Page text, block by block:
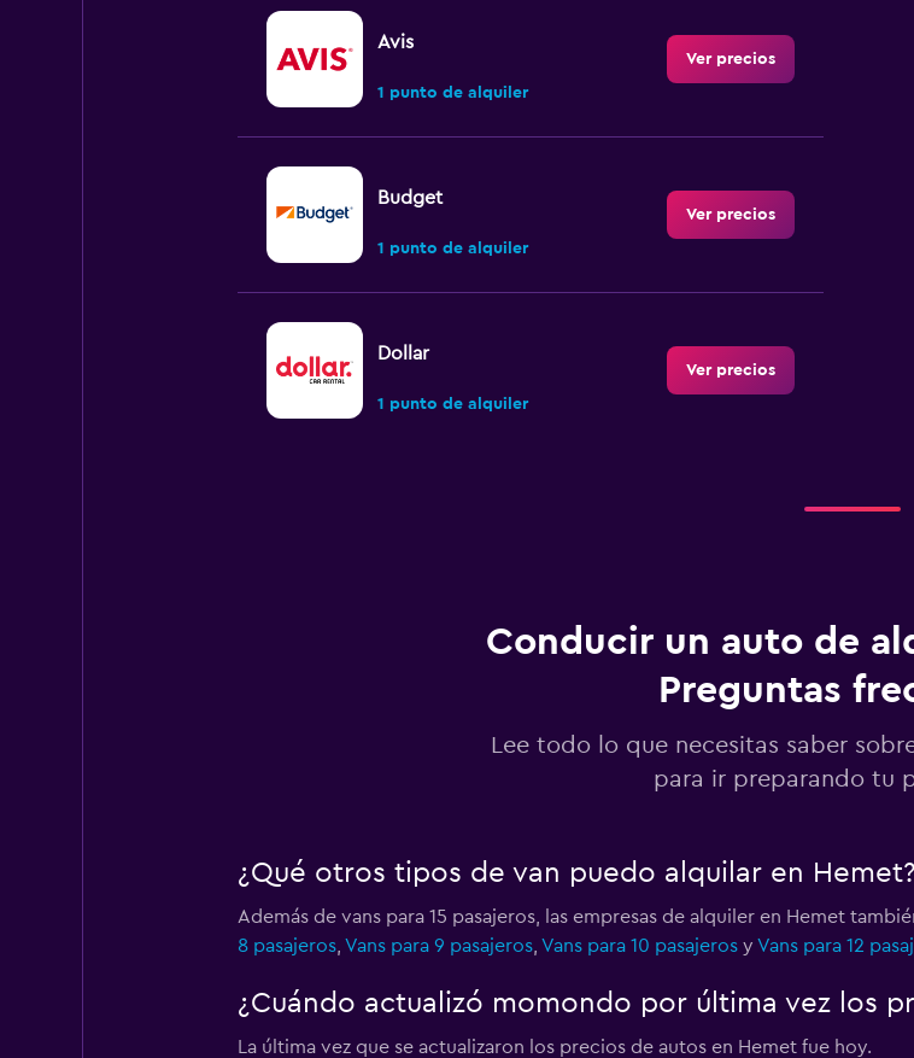
Avis
1 punto de alquiler
Ver precios
Budget
1 punto de alquiler
Ver precios
Dollar
1 punto de alquiler
Ver precios
Ver precios
Conducir un auto de
Preguntas
Lee todo lo que necesitas saber
para ir preparando tu
¿Qué otros tipos de van puedo alquilar en Hemet?
Además de vans para 15 pasajeros, las empresas de alquiler en Hemet
8 pasajeros, Vans para 9 pasajeros, Vans para 10 pasajerosy Vans para 12
¿Cuándo actualizó momondo por última vez los
La última vez que se actualizaron los precios de autos en Hemet fue hoy.